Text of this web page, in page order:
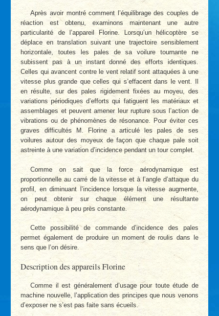
Après avoir montré comment l’équilibrage des couples de
réaction est obtenu, examinons maintenant une autre
particularité de l’appareil Florine. Lorsqu’un hélicoptère se
déplace en translation suivant une trajectoire sensiblement
horizontale, toutes les pales de sa voilure tournante ne
subissent pas à un instant donné des efforts identiques.
Celles qui avancent contre le vent relatif sont attaquées à une
vitesse plus grande que celles qui s’effacent dans le vent. Il
en résulte, sur des pales rigidement fixées au moyeu, des
variations périodiques d’efforts qui fatiguent les matériaux et
assemblages et peuvent amener leur rupture sous l’action de
vibrations ou de phénomènes de résonance. Pour éviter ces
graves difficultés M. Florine a articulé les pales de ses
voilures autour des moyeux de façon que chaque pale soit
astreinte à une variation d’incidence pendant un tour complet.
Comme on sait que la force aérodynamique est
proportionnelle au carré de la vitesse et à l’angle d’attaque du
profil, en diminuant l’incidence lorsque la vitesse augmente,
on peut obtenir sur chaque élément une résultante
aérodynamique à peu près constante.
Cette possibilité de commande d’incidence des pales
permet également de produire un moment de roulis dans le
sens que l’on désire.
Description des appareils Florine
Comme il est généralement d’usage pour toute étude de
machine nouvelle, l’application des principes que nous venons
d’exposer ne s’est pas faite sans écueils.